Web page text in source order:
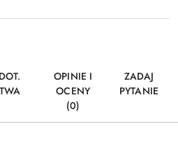
OPINIE I
OCENY
(0)
ZADAJ
PYTANIE